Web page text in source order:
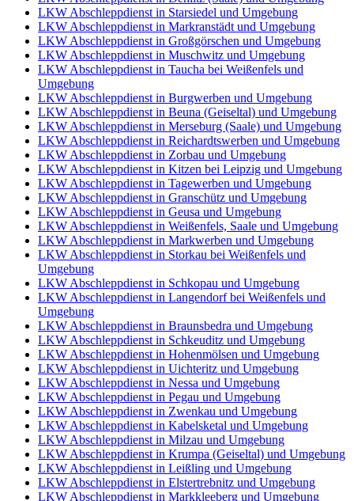
LKW Abschleppdienst in Starsiedel und Umgebung
LKW Abschleppdienst in Markranstädt und Umgebung
LKW Abschleppdienst in Großgörschen und Umgebung
LKW Abschleppdienst in Muschwitz und Umgebung
LKW Abschleppdienst in Taucha bei Weißenfels und
Umgebung
LKW Abschleppdienst in Burgwerben und Umgebung
LKW Abschleppdienst in Beuna (Geiseltal) und Umgebung
LKW Abschleppdienst in Merseburg (Saale) und Umgebung
LKW Abschleppdienst in Reichardtswerben und Umgebung
LKW Abschleppdienst in Zorbau und Umgebung
LKW Abschleppdienst in Kitzen bei Leipzig und Umgebung
LKW Abschleppdienst in Tagewerben und Umgebung
LKW Abschleppdienst in Granschütz und Umgebung
LKW Abschleppdienst in Geusa und Umgebung
LKW Abschleppdienst in Weißenfels, Saale und Umgebung
LKW Abschleppdienst in Markwerben und Umgebung
LKW Abschleppdienst in Storkau bei Weißenfels und
Umgebung
LKW Abschleppdienst in Schkopau und Umgebung
LKW Abschleppdienst in Langendorf bei Weißenfels und
Umgebung
LKW Abschleppdienst in Braunsbedra und Umgebung
LKW Abschleppdienst in Schkeuditz und Umgebung
LKW Abschleppdienst in Hohenmölsen und Umgebung
LKW Abschleppdienst in Uichteritz und Umgebung
LKW Abschleppdienst in Nessa und Umgebung
LKW Abschleppdienst in Pegau und Umgebung
LKW Abschleppdienst in Zwenkau und Umgebung
LKW Abschleppdienst in Kabelsketal und Umgebung
LKW Abschleppdienst in Milzau und Umgebung
LKW Abschleppdienst in Krumpa (Geiseltal) und Umgebung
LKW Abschleppdienst in Leißling und Umgebung
LKW Abschleppdienst in Elstertrebnitz und Umgebung
LKW Abschleppdienst in Markkleeberg und Umgebung